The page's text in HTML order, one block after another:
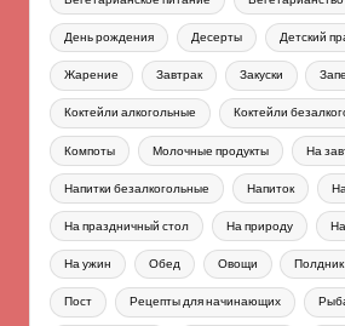
День рождения Десерты Детский
Жарение Завтрак Закуски
Коктейли алкогольные Коктейли
Компоты Молочные продукты На
Напитки безалкогольные Напиток
На праздничный стол На природу
На ужин Обед Овощи Полдник
Пост Рецепты для начинающих